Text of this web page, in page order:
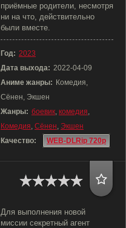
приёмные родители, несмотря
ни на что, действительно
были вместе.
Год: 2023
Дата выхода: 2022-04-09
Аниме жанры: Комедия,
Сёнен, Экшен
Жанры: боевик, комедия,
Комедия, Сёнен, Экшен
Качество:
WEB-DLRip 720p
Для выполнения новой
миссии секретный агент